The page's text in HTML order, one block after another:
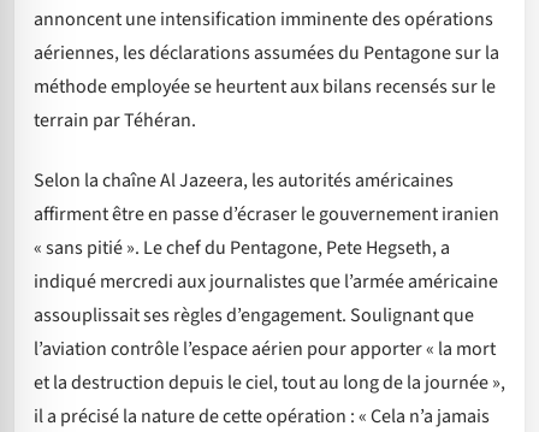
annoncent une intensification imminente des opérations
aériennes, les déclarations assumées du Pentagone sur la
méthode employée se heurtent aux bilans recensés sur le
terrain par Téhéran.
Selon la chaîne Al Jazeera, les autorités américaines
affirment être en passe d’écraser le gouvernement iranien
« sans pitié ». Le chef du Pentagone, Pete Hegseth, a
indiqué mercredi aux journalistes que l’armée américaine
assouplissait ses règles d’engagement. Soulignant que
l’aviation contrôle l’espace aérien pour apporter « la mort
et la destruction depuis le ciel, tout au long de la journée »,
il a précisé la nature de cette opération : « Cela n’a jamais